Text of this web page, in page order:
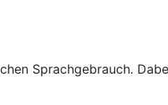
Sprachgebrauch.